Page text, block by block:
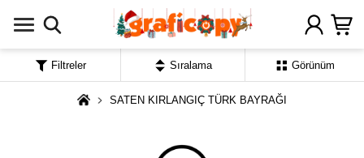
SATEN KIRLANGIÇ TÜRK BAYRAĞI
Filtreler Sıralama Görünüm